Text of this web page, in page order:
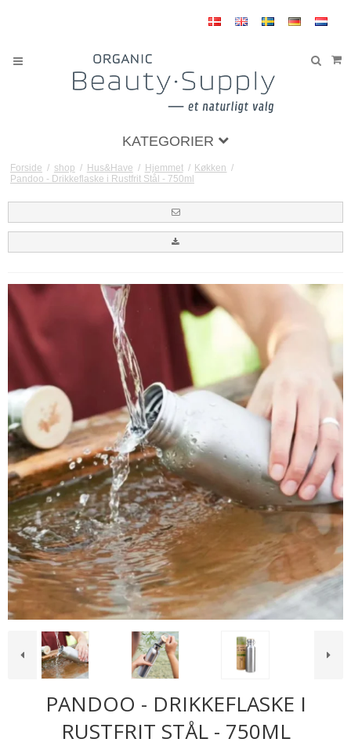
KATEGORIER
Forside / shop / Hus&Have / Hjemmet / Køkken /
Pandoo - Drikkeflaske i Rustfrit Stål - 750ml
PANDOO - DRIKKEFLASKE I
RUSTFRIT STÅL - 750ML